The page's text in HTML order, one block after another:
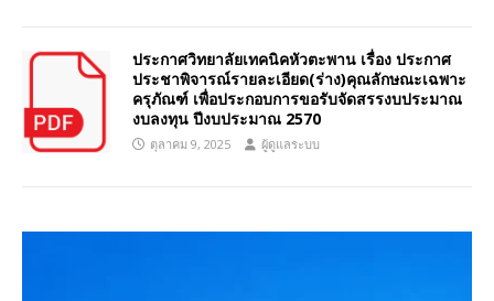
ประกาศวิทยาลัยเทคนิคหัวตะพาน เรื่อง ประกาศ
ประชาพิจารณ์รายละเอียด(ร่าง)คุณลักษณะเฉพาะ
ครุภัณฑ์ เพื่อประกอบการขอรับจัดสรรงบประมาณ
งบลงทุน ปีงบประมาณ 2570
ตุลาคม 9, 2025 ผู้ดูแลระบบ